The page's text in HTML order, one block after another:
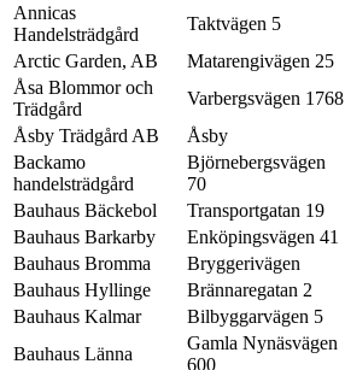
Annicas
Handelsträdgård
Taktvägen 5
Arctic Garden, AB
Matarengivägen 25
Åsa Blommor och
Trädgård
Varbergsvägen 1768
Åsby Trädgård AB
Åsby
Backamo
handelsträdgård
Björnebergsvägen
70
Bauhaus Bäckebol
Transportgatan 19
Bauhaus Barkarby
Enköpingsvägen 41
Bauhaus Bromma
Bryggerivägen
Bauhaus Hyllinge
Brännaregatan 2
Bauhaus Kalmar
Bilbyggarvägen 5
Bauhaus Länna
Gamla Nynäsvägen
600